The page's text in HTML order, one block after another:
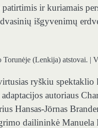
ir kuriamais
išgyvenimų
Torunėje (Lenkija) atstovai. |
ryškiu
autoriaus
Hansas-Jörnas
dailininkė Manuela